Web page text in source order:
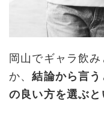
岡山でギャラ飲
か、結論から言
の良い方を選ぶと